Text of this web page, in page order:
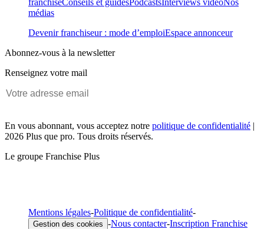
médias
Devenir franchiseur : mode d’emploiEspace annonceur
Abonnez-vous à la newsletter
Renseignez votre mail
En vous abonnant, vous acceptez notre politique de confidentialité |
2026 Plus que pro. Tous droits réservés.
Le groupe Franchise Plus
Mentions légales-Politique de confidentialité-
Gestion des cookies -Nous contacter-Inscription Franchise